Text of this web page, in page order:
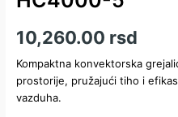
10,260.00 rsd
Kompaktna konvektorska
prostorije, pružajući tiho i
vazduha.